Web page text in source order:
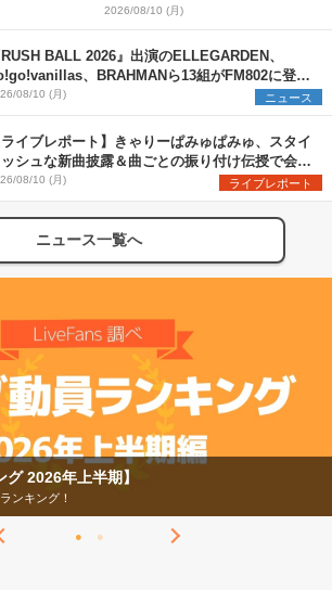
催決定
として愛はズボーン、夜の本気ダ
ンスらを発表 「plus∈you」の
MVも公開に
2026/08/10 (月)
RUSH BALL 2026』出演のELLEGARDEN、
、BRAHMANら13組がFM802に登
他出演アーティストの“渾身の1曲”をセレクト
08/10 (月) ニュース
ライブレポート】きゃりーぱみゅぱみゅ、スタイ
ッシュな新曲披露＆曲ごとの振り付け伝授で会場
り上げまくる！＜LuckyFes’26＞
08/10 (月) ライブレポート
ニュース一覧へ
グ 2026年上半期】
ンキング！